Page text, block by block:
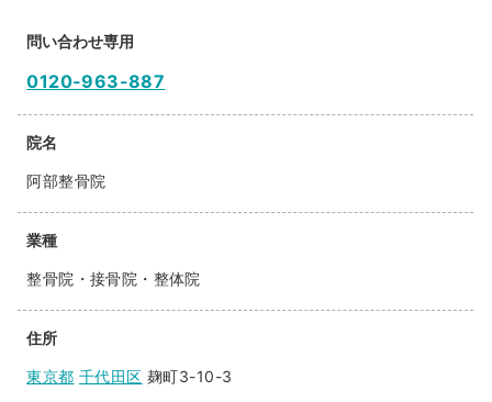
問い合わせ専用
0120-963-887
院名
阿部整骨院
業種
整骨院・接骨院・整体院
住所
東京都 千代田区 麹町3-10-3